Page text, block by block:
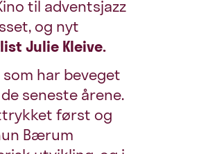
til adventsjazz
og nyt
Julie Kleive.
har beveget
seneste årene.
først og
Bærum